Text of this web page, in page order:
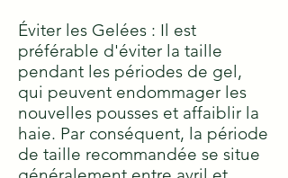
Éviter les Gelées : Il est
préférable d'éviter la taille
pendant les périodes de gel,
qui peuvent endommager les
nouvelles pousses et affaiblir la
haie. Par conséquent, la période
de taille recommandée se situe